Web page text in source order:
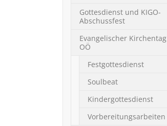
Gottesdienst und KIGO-
Abschussfest
Evangelischer Kirchentag
OÖ
Festgottesdienst
Soulbeat
Kindergottesdienst
Vorbereitungsarbeiten